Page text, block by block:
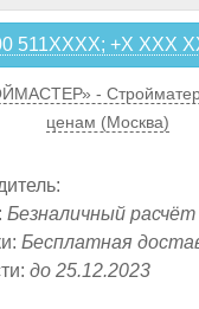
511XXXX; +X XXX
-
ценам (Москва)
Безналичный расчёт
Бесплатная
до 25.12.2023